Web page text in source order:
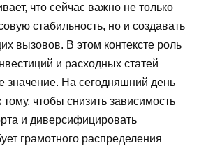
что сейчас важно не только
стабильность, но и создавать
вызовов. В этом контексте роль
и расходных статей
значение. На сегодняшний день
тому, чтобы снизить зависимость
и диверсифицировать
грамотного распределения